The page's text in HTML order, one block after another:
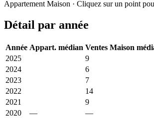
−
Appartement Maison · Cliquez sur un point
Détail par année
Année Appart. médian Ventes Maison
2025
9
2024
6
2023
7
2022
14
2021
9
2020
— —